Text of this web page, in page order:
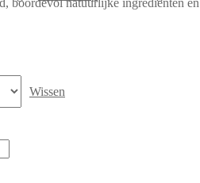
Wissen